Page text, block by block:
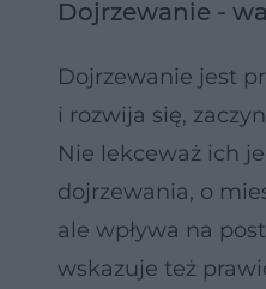
Dojrzewanie -
Dojrzewanie jest
i rozwija się,
Nie lekceważ ich
dojrzewania, o
ale wpływa na
wskazuje też